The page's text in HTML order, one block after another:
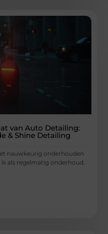
van Auto Detailing:
& Shine Detailing
nauwkeurig onderhouden
als regelmatig onderhoud.